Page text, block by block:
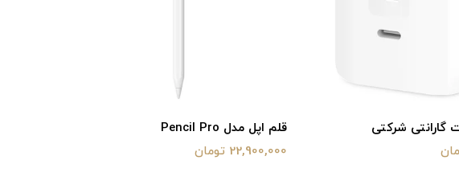
قلم اپل مدل Pencil Pro
22,900,000 تومان